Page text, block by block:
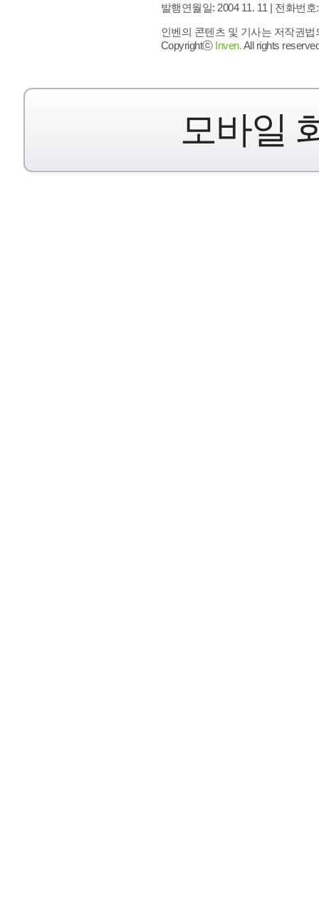
발행연월일: 2004 11. 11 | 전화번호
인벤의 콘텐츠 및 기사는 저작권
Copyrightⓒ Inven.All rights
모바일